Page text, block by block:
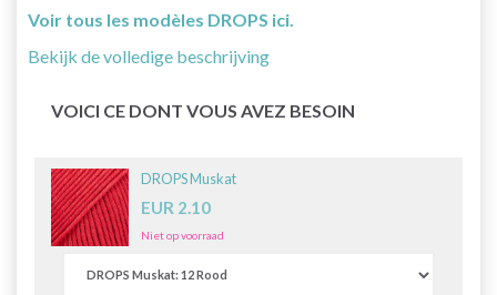
Voir tous les modèles DROPS ici.
Bekijk de volledige beschrijving
VOICI CE DONT VOUS AVEZ BESOIN
DROPS Muskat
EUR 2.10
Niet op voorraad